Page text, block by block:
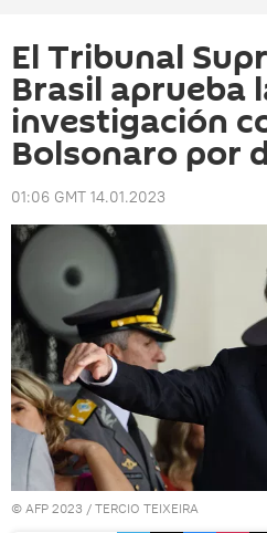
El Tribunal
Brasil aprueba
investigación
Bolsonaro por
01:06 GMT 14.01.2023
© AFP 2023 / TERCIO TEIXEIRA